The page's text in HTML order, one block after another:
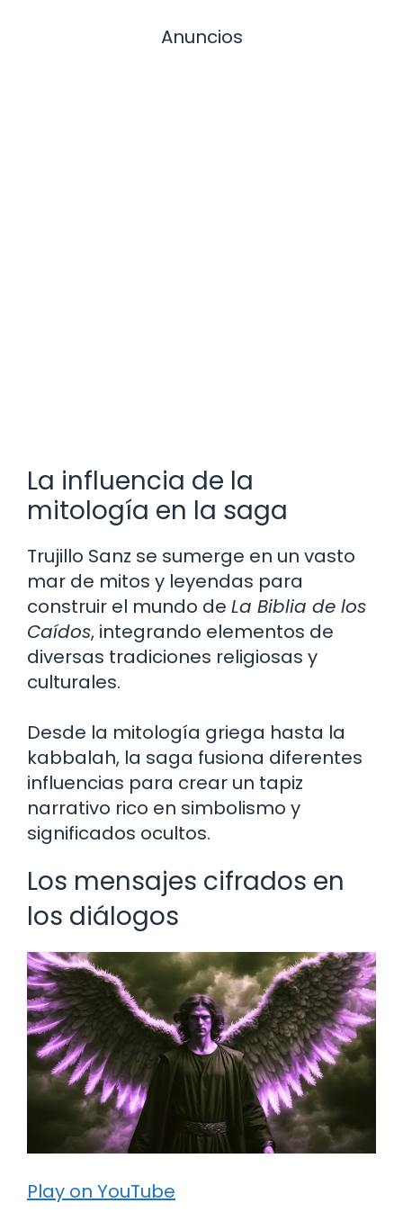
Anuncios
La influencia de la
mitología en la saga
Trujillo Sanz se sumerge en un vasto
mar de mitos y leyendas para
construir el mundo de La Biblia de los
Caídos, integrando elementos de
diversas tradiciones religiosas y
culturales.
Desde la mitología griega hasta la
kabbalah, la saga fusiona diferentes
influencias para crear un tapiz
narrativo rico en simbolismo y
significados ocultos.
Los mensajes cifrados en
los diálogos
Play on YouTube